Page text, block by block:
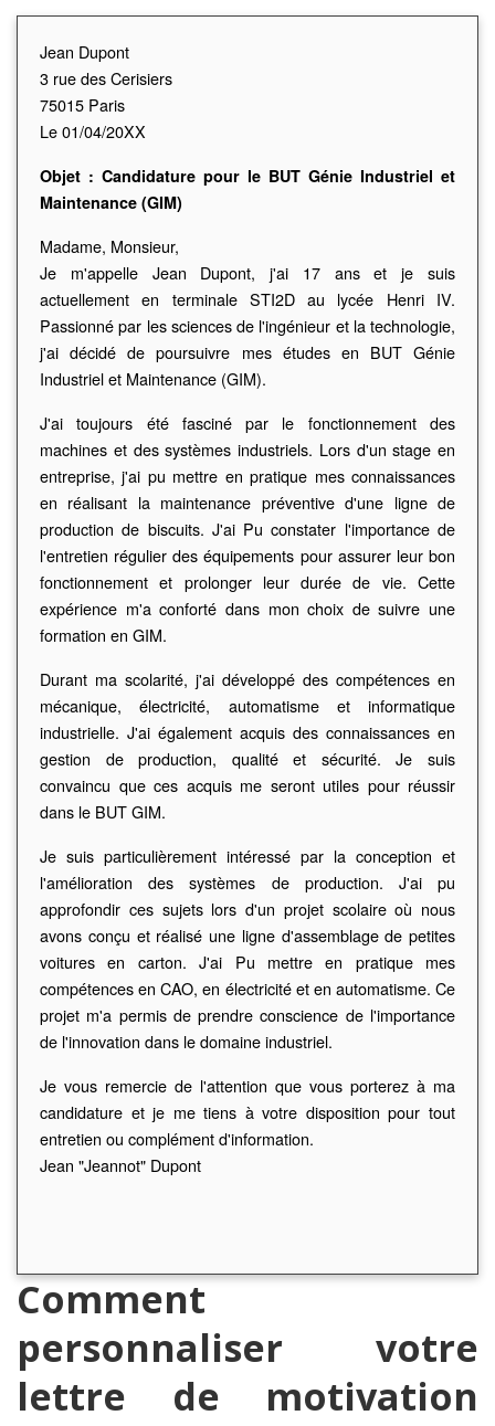
Jean Dupont
3 rue des Cerisiers
75015 Paris
Le 01/04/20XX
Objet : Candidature pour le BUT Génie Industriel et
Maintenance (GIM)
Madame, Monsieur,
Je m'appelle Jean Dupont, j'ai 17 ans et je suis
actuellement en terminale STI2D au lycée Henri IV.
Passionné par les sciences de l'ingénieur et la technologie,
j'ai décidé de poursuivre mes études en BUT Génie
Industriel et Maintenance (GIM).
J'ai toujours été fasciné par le fonctionnement des
machines et des systèmes industriels. Lors d'un stage en
entreprise, j'ai pu mettre en pratique mes connaissances
en réalisant la maintenance préventive d'une ligne de
production de biscuits. J'ai Pu constater l'importance de
l'entretien régulier des équipements pour assurer leur bon
fonctionnement et prolonger leur durée de vie. Cette
expérience m'a conforté dans mon choix de suivre une
formation en GIM.
Durant ma scolarité, j'ai développé des compétences en
mécanique, électricité, automatisme et informatique
industrielle. J'ai également acquis des connaissances en
gestion de production, qualité et sécurité. Je suis
convaincu que ces acquis me seront utiles pour réussir
dans le BUT GIM.
Je suis particulièrement intéressé par la conception et
l'amélioration des systèmes de production. J'ai pu
approfondir ces sujets lors d'un projet scolaire où nous
avons conçu et réalisé une ligne d'assemblage de petites
voitures en carton. J'ai Pu mettre en pratique mes
compétences en CAO, en électricité et en automatisme. Ce
projet m'a permis de prendre conscience de l'importance
de l'innovation dans le domaine industriel.
Je vous remercie de l'attention que vous porterez à ma
candidature et je me tiens à votre disposition pour tout
entretien ou complément d'information.
Jean "Jeannot" Dupont
Comment
personnaliser votre
lettre de motivation